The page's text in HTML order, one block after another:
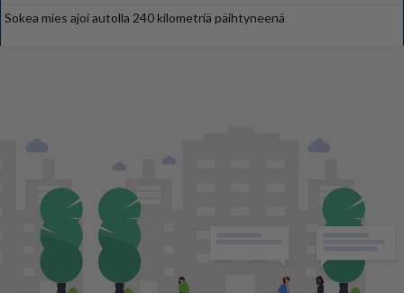
Sokea mies ajoi autolla 240 kilometriä päihtyneenä